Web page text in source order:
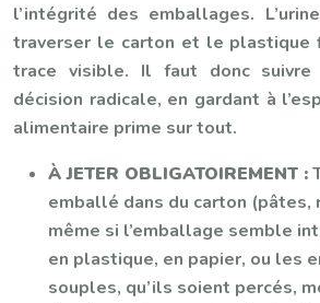
l’intégrité des emballages.
traverser le carton et le plastique
trace visible. Il faut donc suivre
décision radicale, en gardant à
alimentaire prime sur tout.
À JETER OBLIGATOIREMENT :
emballé dans du carton (pâtes,
même si l’emballage semble
en plastique, en papier, ou les
souples, qu’ils soient percés,